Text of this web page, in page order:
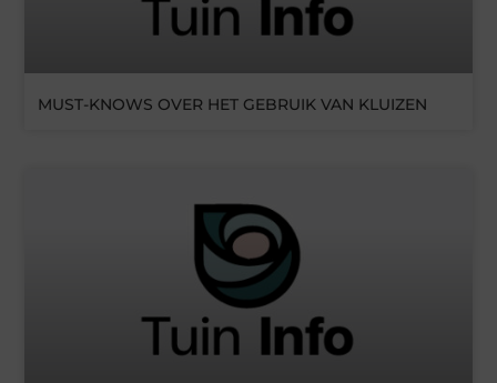
MUST-KNOWS OVER HET GEBRUIK VAN KLUIZEN